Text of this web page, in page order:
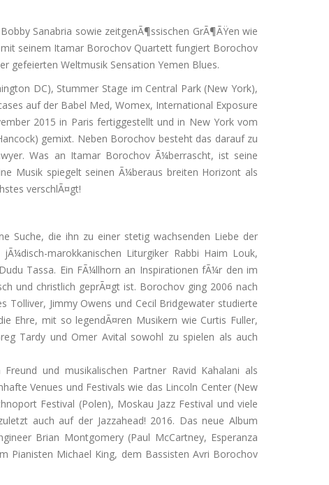
Sanabria sowie zeitgenÃ¶ssischen GrÃ¶ÃŸen wie
seinem Itamar Borochov Quartett fungiert Borochov
gefeierten Weltmusik Sensation Yemen Blues.
DC), Stummer Stage im Central Park (New York),
auf der Babel Med, Womex, International Exposure
2015 in Paris fertiggestellt und in New York vom
gemixt. Neben Borochov besteht das darauf zu
Was an Itamar Borochov Ã¼berrascht, ist seine
Musik spiegelt seinen Ã¼beraus breiten Horizont als
verschlÃ¤gt!
Suche, die ihn zu einer stetig wachsenden Liebe der
marokkanischen Liturgiker Rabbi Haim Louk,
Tassa. Ein FÃ¼llhorn an Inspirationen fÃ¼r den im
und christlich geprÃ¤gt ist. Borochov ging 2006 nach
Tolliver, Jimmy Owens und Cecil Bridgewater studierte
Ehre, mit so legendÃ¤ren Musikern wie Curtis Fuller,
Tardy und Omer Avital sowohl zu spielen als auch
und musikalischen Partner Ravid Kahalani als
Venues und Festivals wie das Lincoln Center (New
Festival (Polen), Moskau Jazz Festival und viele
auch auf der Jazzahead! 2016. Das neue Album
Brian Montgomery (Paul McCartney, Esperanza
Pianisten Michael King, dem Bassisten Avri Borochov